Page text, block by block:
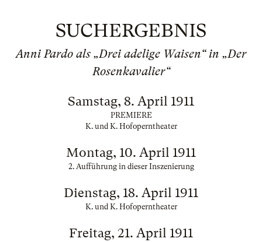
SUCHERGEBNIS
Anni Pardo als „Drei adelige Waisen“ in „Der
Rosenkavalier“
Samstag, 8. April 1911
PREMIERE
K. und K. Hofoperntheater
Montag, 10. April 1911
2. Aufführung in dieser Inszenierung
Dienstag, 18. April 1911
K. und K. Hofoperntheater
Freitag, 21. April 1911